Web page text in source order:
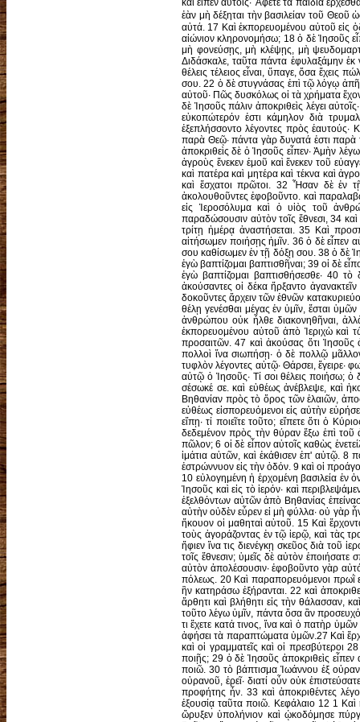
διατί οὖν οὐκ ἐπιστεύσατε αὐτῷ; 32 ἀλλὰ εἴπωμεν, ἐξ ἀνθρώπων; - ἐφοβοῦντο τὸν λαόν· ἅπαντες γὰρ εἶχον τὸν Ἰωάννην ὅτι προφήτης ἦν. 33 καὶ ἀποκριθέντες λέγουσι τῷ Ἰησοῦ· Οὐκ οἴδαμεν. καὶ ὁ Ἰησοῦς ἀποκριθεὶς λέγει αὐτοῖς· Οὐδὲ ἐγὼ λέγω ὑμῖν ἐν ποίᾳ ἐξουσίᾳ ταῦτα ποιῶ. Κεφάλαιο 12 1 Καὶ ἤρξατο αὐτοῖς ἐν παραβολαῖς λέγειν· Ἀμπελῶνα ἐφύτευσεν ἄνθρωπος, καὶ περιέθηκε φραγμὸν καὶ ὤρυξεν ὑπολήνιον καὶ ᾠκοδόμησε πύργον, καὶ ἐξέδετο αὐτὸν γεωργοῖς καὶ ἀπεδήμησε. 2 καὶ ἀπέστειλε πρὸς τοὺς γεωργοὺς τῷ καιρῷ δοῦλον, ἵνα παρὰ τῶν γεωργῶν λάβῃ ἀπὸ τοῦ καρποῦ τοῦ ἀμπελῶνος. 3 καὶ λαβόντες αὐτὸν ἔδειραν καὶ ἀπέστειλαν κενόν. 4 καὶ πάλιν ἀπέστειλε πρὸς αὐτοὺς ἄλλον δοῦλον· κἀκεῖνον λιθοβολήσαντες ἐκεφαλαίωσαν καὶ ἀπέστειλαν ἠτιμωμένον. 5 καὶ πάλιν ἄλλον ἀπέστειλε· κἀκεῖνον ἀπέκτειναν, καὶ πολλοὺς μὲν ἄλλους, οὓς μὲν δέροντες, οὓς δὲ ἀποκτέννοντες. 6 ἔτι οὖν ἕνα υἱὸν ἔχων, ἀγαπητόν αὐτοῦ, ἀπέστειλε καὶ αὐτὸν ἔσχατον πρὸς αὐτοὺς λέγων ὅτι ἐντραπήσονται τὸν υἱόν μου. 7 ἐκεῖνοι δὲ οἱ γεωργοὶ, θεασάμενοι αὐτόν ἐρχόμενον, πρὸς ἑαυτοὺς εἶπον ὅτι οὗτός ἐστιν ὁ κληρονόμος· δεῦτε ἀποκτείνωμεν αὐτόν, καὶ ἡμῶν ἔσται ἡ κληρονομία. 8 καὶ λαβόντες ἀπέκτειναν αὐτόν καὶ ἐξέβαλον αὐτὸν ἔξω τοῦ ἀμπελῶνος. 9 τί οὖν ποιήσει ὁ κύριος τοῦ ἀμπελῶνος; ἐλεύσεται καὶ ἀπολέσει τοὺς γεωργοὺς τούτους, καὶ δώσει τὸν ἀμπελῶνα ἄλλοις. 10 οὐδὲ τὴν γραφὴν ταύτην ἀνέγνωτε, λίθον ὃν ἀπεδοκίμασαν οἱ οἰκοδομοῦντες, οὗτος ἐγενήθη εἰς κεφαλὴν γωνίας· 11 παρὰ Κυρίου ἐγένετο αὕτη, καὶ ἔστι θαυμαστὴ ἐν ὀφθαλμοῖς ἡμῶν; 12 Καὶ ἐζήτουν αὐτὸν κρατῆσαι, καὶ ἐφοβήθησαν τὸν ὄχλον· ἔγνωσαν γὰρ ὅτι πρὸς αὐτοὺς τὴν παραβολὴν εἶπε. καὶ ἀφέντες αὐτὸν ἀπῆλθον. 13 Καὶ ἀποστέλλουσι πρὸς αὐτόν τινας τῶν Φαρισαίων καὶ τῶν Ἡρῳδιανῶν ἵνα αὐτὸν ἀγρεύσωσι λόγῳ. 14 οἱ δὲ ἐλθόντες λέγουσιν αὐτῷ· Διδάσκαλε, οἴδαμεν ὅτι ἀληθὴς εἶ καὶ οὐ μέλει σοι περὶ οὐδενός· οὐ γὰρ βλέπεις εἰς πρόσωπον ἀνθρώπων, ἀλλ' ἐπ' ἀληθείας τὴν ὁδὸν τοῦ Θεοῦ διδάσκεις. εἶπον οὖν ἡμῖν· ἔξεστι δοῦναι κῆνσον Καίσαρι ἢ οὔ; δῶμεν ἢ μὴ δῶμεν; 15 ὁ δὲ εἰδὼς αὐτῶν τὴν ὑπόκρισιν